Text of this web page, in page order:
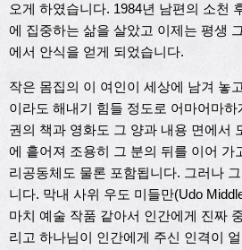
오게 하였습니다. 1984년 남편의 소천
에 집중하는 삶을 살았고 이제는 평생
에서 안식을 얻게 되었습니다.
작은 몸집의 이 여인이 세상에 남겨 놓
이라도 해내기 힘들 정도로 어마어마
권의 책과 영화도 그 양과 내용 면에서
에 흩어져 조용히 그 분의 뒤를 이어 가
리공동체도 물론 포함됩니다. 그러나
니다. 막내 사위 우도 미들만(Udo
마치 예술 작품 같아서 인간에게 진짜
리고 하나님이 인간에게 주신 인격이